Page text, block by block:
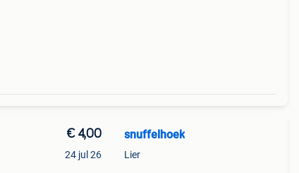
€ 4,00
24 jul 26
snuffelhoek
Lier